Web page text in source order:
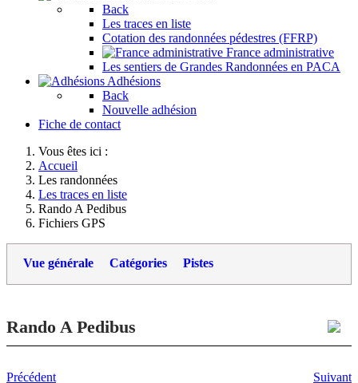
Back
Les traces en liste
Cotation des randonnées pédestres (FFRP)
France administrative
Les sentiers de Grandes Randonnées en PACA
Adhésions
Back
Nouvelle adhésion
Fiche de contact
Vous êtes ici :
Accueil
Les randonnées
Les traces en liste
Rando A Pedibus
Fichiers GPS
Vue générale Catégories Pistes
Rando A Pedibus
Précédent Suivant